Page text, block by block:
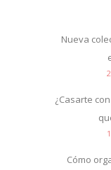
Nueva
¿Casarte
Cómo